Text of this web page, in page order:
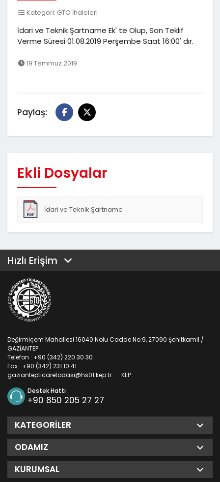
Kategori: GTO İhaleleri
İdari ve Teknik Şartname Ek' te Olup, Son Teklif
Verme Süresi 01.08.2019 Perşembe Saat 16:00' dır.
19 Temmuz 2019
Paylaş:
Ekli Dosyalar
İdari ve Teknik Şartname
Hızlı Erişim
Değirmiçem Mahallesi 16040 Nolu Cadde No:9, 27090 Şehitkamil /
GAZİANTEP
Telefon : +90 (342) 220 30 30
Fax : +90 (342) 231 10 41
KEP :
gaziantepticaretodasi@hs01.kep.tr
Destek Hattı
+90 850 205 27 27
KATEGORILER
ODAMIZ
KURUMSAL